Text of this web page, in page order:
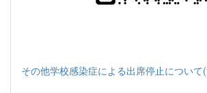
その他学校感染症による出席停止について